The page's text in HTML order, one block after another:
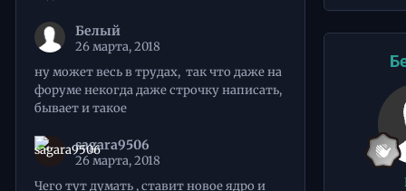
Белый
26 марта, 2018
ну может весь в трудах, так что даже на
форуме некогда даже строчку написать,
бывает и такое
sagara9506
26 марта, 2018
Чего тут думать , ставит новое ядро и